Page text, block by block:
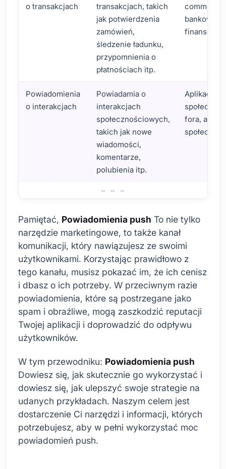
o transakcjach
transakcjach, takich
jak potwierdzenia
zamówień,
śledzenie ładunku,
przypomnienia o
płatnościach itp.
commerce,
bankowe,
finansowe
Powiadomienia
o interakcjach
Powiadamia o
interakcjach
społecznościowych,
takich jak nowe
wiadomości,
komentarze,
polubienia itp.
Aplikacje
fora,
Pamiętać, Powiadomienia push To nie tylko
narzędzie marketingowe, to także kanał
komunikacji, który nawiązujesz ze swoimi
użytkownikami. Korzystając prawidłowo z
tego kanału, musisz pokazać im, że ich cenisz
i dbasz o ich potrzeby. W przeciwnym razie
powiadomienia, które są postrzegane jako
spam i obraźliwe, mogą zaszkodzić reputacji
Twojej aplikacji i doprowadzić do odpływu
użytkowników.
W tym przewodniku: Powiadomienia push
Dowiesz się, jak skutecznie go wykorzystać i
dowiesz się, jak ulepszyć swoje strategie na
udanych przykładach. Naszym celem jest
dostarczenie Ci narzędzi i informacji, których
potrzebujesz, aby w pełni wykorzystać moc
powiadomień push.